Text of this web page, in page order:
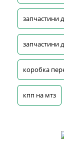
запчастини
запчастини
коробка
кпп на мтз